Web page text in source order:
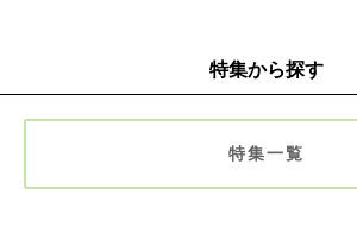
特集から探す
特集一覧